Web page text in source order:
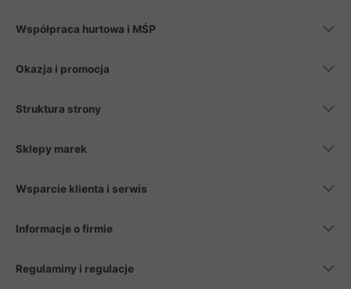
Współpraca hurtowa i MŚP
Okazja i promocja
Struktura strony
Sklepy marek
Wsparcie klienta i serwis
Informacje o firmie
Regulaminy i regulacje